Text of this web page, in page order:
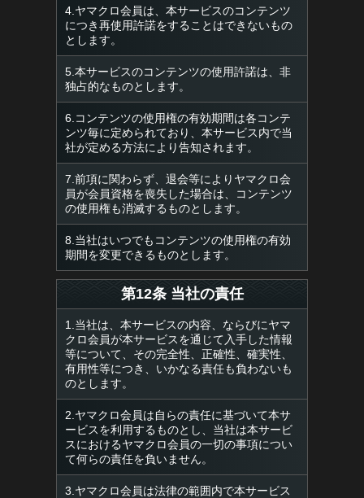
4.ヤマクロ会員は、本サービスのコンテンツ
につき再使用許諾をすることはできないもの
とします。
5.本サービスのコンテンツの使用許諾は、非
独占的なものとします。
6.コンテンツの使用権の有効期間は各コンテ
ンツ毎に定められており、本サービス内で当
社が定める方法により告知されます。
7.前項に関わらず、退会等によりヤマクロ会
員が会員資格を喪失した場合は、コンテンツ
の使用権も消滅するものとします。
8.当社はいつでもコンテンツの使用権の有効
期間を変更できるものとします。
第12条 当社の責任
1.当社は、本サービスの内容、ならびにヤマ
クロ会員が本サービスを通じて入手した情報
等について、その完全性、正確性、確実性、
有用性等につき、いかなる責任も負わないも
のとします。
2.ヤマクロ会員は自らの責任に基づいて本サ
ービスを利用するものとし、当社は本サービ
スにおけるヤマクロ会員の一切の事項につい
て何らの責任を負いません。
3.ヤマクロ会員は法律の範囲内で本サービス